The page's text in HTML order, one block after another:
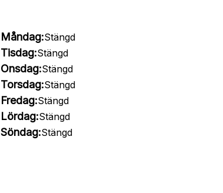
Måndag:Stängd
Tisdag:Stängd
Onsdag:Stängd
Torsdag:Stängd
Fredag:Stängd
Lördag:Stängd
Söndag:Stängd